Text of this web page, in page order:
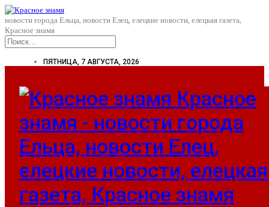
новости города Ельца, новости Елец, елецкие новости, елецкая газета,
Красное знамя
ПЯТНИЦА, 7 АВГУСТА, 2026
Красное
знамя - новости города
Ельца, новости Елец,
елецкие новости, елецкая
газета, Красное знамя